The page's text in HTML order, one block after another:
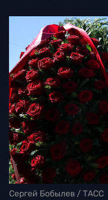
Сергей Бобылев / ТАСС